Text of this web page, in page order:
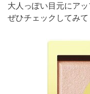
大人っぽい目元にア
ぜひチェックしてみ